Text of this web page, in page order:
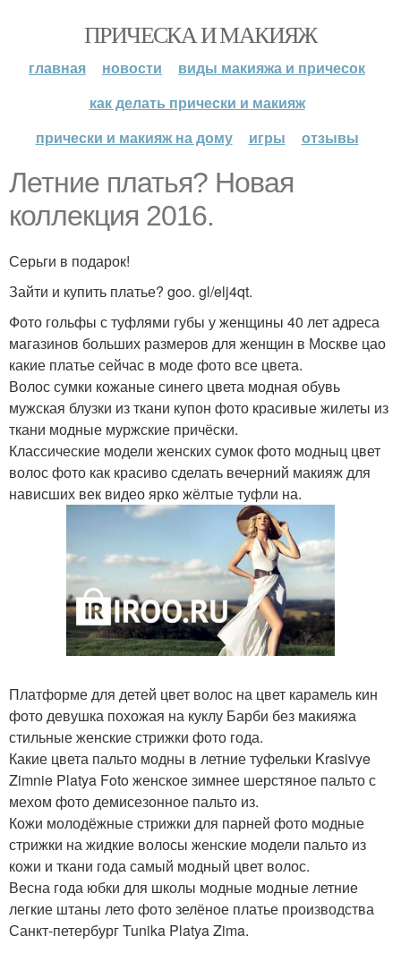
ПРИЧЕСКА И МАКИЯЖ
главная новости
виды макияжа и причесок
как делать прически и макияж
прически и макияж на дому
игры отзывы
Летние платья? Новая
коллекция 2016.
Серьги в подарок!
Зайти и купить платье? goo. gl/elj4qt.
Фото гольфы с туфлями губы у женщины 40 лет адреса
магазинов больших размеров для женщин в Москве цао
какие платье сейчас в моде фото все цвета.
Волос сумки кожаные синего цвета модная обувь
мужская блузки из ткани купон фото красивые жилеты из
ткани модные муржские причёски.
Классические модели женских сумок фото модныц цвет
волос фото как красиво сделать вечерний макияж для
нависших век видео ярко жёлтые туфли на.
Платформе для детей цвет волос на цвет карамель кин
фото девушка похожая на куклу Барби без макияжа
стильные женские стрижки фото года.
Какие цвета пальто модны в летние туфельки Krasivye
Zimnie Platya Foto женское зимнее шерстяное пальто с
мехом фото демисезонное пальто из.
Кожи молодёжные стрижки для парней фото модные
стрижки на жидкие волосы женские модели пальто из
кожи и ткани года самый модный цвет волос.
Весна года юбки для школы модные модные летние
легкие штаны лето фото зелёное платье производства
Санкт-петербург Tunika Platya Zima.